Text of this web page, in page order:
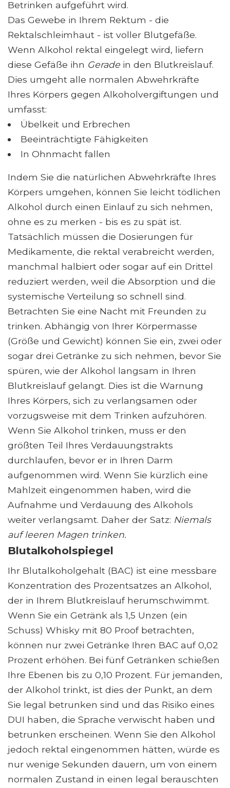
Betrinken aufgeführt wird.
Das Gewebe in Ihrem Rektum - die
Rektalschleimhaut - ist voller Blutgefäße.
Wenn Alkohol rektal eingelegt wird, liefern
diese Gefäße ihn Gerade in den Blutkreislauf.
Dies umgeht alle normalen Abwehrkräfte
Ihres Körpers gegen Alkoholvergiftungen und
umfasst:
Übelkeit und Erbrechen
Beeinträchtigte Fähigkeiten
In Ohnmacht fallen
Indem Sie die natürlichen Abwehrkräfte Ihres
Körpers umgehen, können Sie leicht tödlichen
Alkohol durch einen Einlauf zu sich nehmen,
ohne es zu merken - bis es zu spät ist.
Tatsächlich müssen die Dosierungen für
Medikamente, die rektal verabreicht werden,
manchmal halbiert oder sogar auf ein Drittel
reduziert werden, weil die Absorption und die
systemische Verteilung so schnell sind.
Betrachten Sie eine Nacht mit Freunden zu
trinken. Abhängig von Ihrer Körpermasse
(Größe und Gewicht) können Sie ein, zwei oder
sogar drei Getränke zu sich nehmen, bevor Sie
spüren, wie der Alkohol langsam in Ihren
Blutkreislauf gelangt. Dies ist die Warnung
Ihres Körpers, sich zu verlangsamen oder
vorzugsweise mit dem Trinken aufzuhören.
Wenn Sie Alkohol trinken, muss er den
größten Teil Ihres Verdauungstrakts
durchlaufen, bevor er in Ihren Darm
aufgenommen wird. Wenn Sie kürzlich eine
Mahlzeit eingenommen haben, wird die
Aufnahme und Verdauung des Alkohols
weiter verlangsamt. Daher der Satz: Niemals
auf leeren Magen trinken.
Blutalkoholspiegel
Ihr Blutalkoholgehalt (BAC) ist eine messbare
Konzentration des Prozentsatzes an Alkohol,
der in Ihrem Blutkreislauf herumschwimmt.
Wenn Sie ein Getränk als 1,5 Unzen (ein
Schuss) Whisky mit 80 Proof betrachten,
können nur zwei Getränke Ihren BAC auf 0,02
Prozent erhöhen. Bei fünf Getränken schießen
Ihre Ebenen bis zu 0,10 Prozent. Für jemanden,
der Alkohol trinkt, ist dies der Punkt, an dem
Sie legal betrunken sind und das Risiko eines
DUI haben, die Sprache verwischt haben und
betrunken erscheinen. Wenn Sie den Alkohol
jedoch rektal eingenommen hätten, würde es
nur wenige Sekunden dauern, um von einem
normalen Zustand in einen legal berauschten